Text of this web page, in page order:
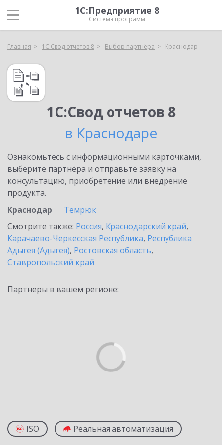
1С:Предприятие 8
Система программ
Главная 1С:Свод отчетов 8 Выбор партнёра Краснодар
1С:Свод отчетов 8
в Краснодаре
Ознакомьтесь с информационными карточками,
выберите партнёра и отправьте заявку на
консультацию, приобретение или внедрение
продукта.
Краснодар
Темрюк
Смотрите также: Россия, Краснодарский край,
Карачаево-Черкесская Республика, Республика
Адыгея (Адыгея), Ростовская область,
Ставропольский край
Партнеры в вашем регионе:
ISO Реальная автоматизация